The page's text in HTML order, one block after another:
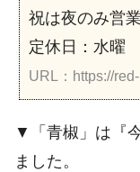
祝は夜のみ営業
定休日：水曜
URL：https://
▼「青椒」は『
ました。